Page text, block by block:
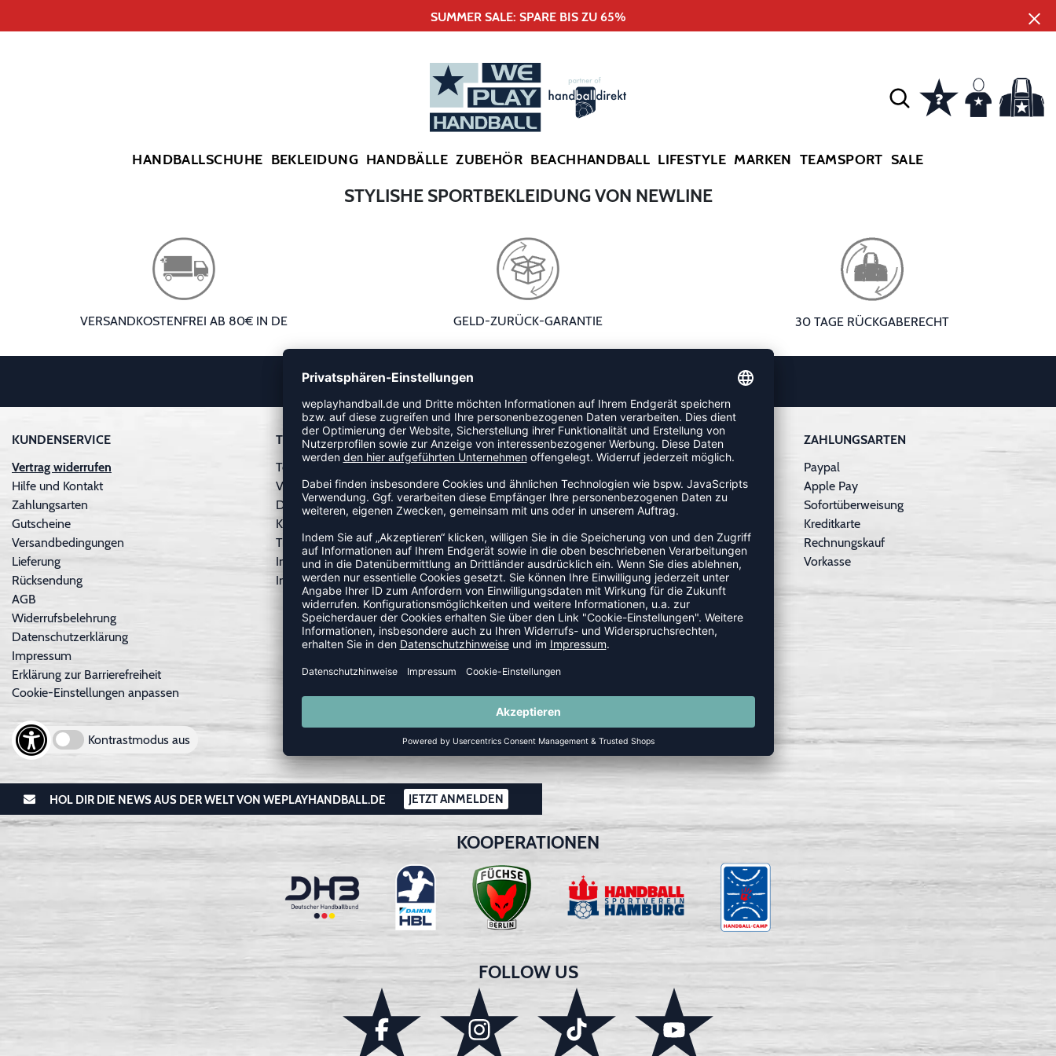
SUMMER SALE: SPARE BIS ZU 65%
HANDBALLSCHUHE BEKLEIDUNG HANDBÄLLE ZUBEHÖR BEACHHANDBALL LIFESTYLE MARKEN TEAMSPORT SALE
STYLISHE SPORTBEKLEIDUNG VON NEWLINE
VERSANDKOSTENFREI AB 80€ IN DE GELD-ZURÜCK-GARANTIE 30 TAGE RÜCKGABERECHT
KUNDENSERVICE
Vertrag widerrufen
Hilfe und Kontakt
Zahlungsarten
Gutscheine
Versandbedingungen
Lieferung
Rücksendung
AGB
Widerrufsbelehrung
Datenschutzerklärung
Impressum
Erklärung zur Barrierefreiheit
Cookie-Einstellungen anpassen
Kontrastmodus aus
TEAMSPORT
Teamausrüstung Angebot einholen
Vereinskooperation/Ausrüster Handball
Druckservice
Kataloge
Trikotkonfigurator: Trikots selber gestalten
Individuelle Trikots von hummel
Individuelle spized Artikel
ÜBER UNS
Werde Teil der WePlayHandball Family!
Newsletter
Partner: handball.net
weplayacademy
Nachhaltigkeit und Soziales
ZAHLUNGSARTEN
Paypal
Apple Pay
Sofortüberweisung
Kreditkarte
Rechnungskauf
Vorkasse
HOL DIR DIE NEWS AUS DER WELT VON WEPLAYHANDBALL.DE JETZT ANMELDEN
KOOPERATIONEN
FOLLOW US